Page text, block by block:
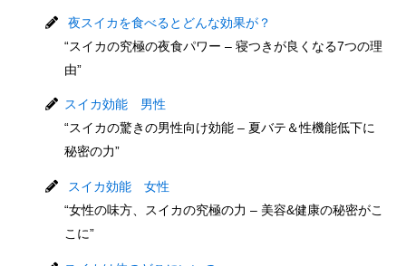
夜スイカを食べるとどんな効果が？
“スイカの究極の夜食パワー – 寝つきが良くなる7つの理
由”
スイカ効能 男性
“スイカの驚きの男性向け効能 – 夏バテ＆性機能低下に
秘密の力”
スイカ効能 女性
“女性の味方、スイカの究極の力 – 美容&健康の秘密がこ
こに”